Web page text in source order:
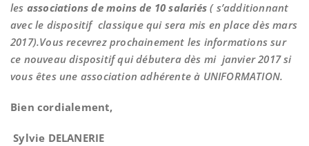
les associations de moins de 10 salariés ( s’additionnant
avec le dispositif classique qui sera mis en place dès mars
2017).Vous recevrez prochainement les informations sur
ce nouveau dispositif qui débutera dès mi janvier 2017 si
vous êtes une association adhérente à UNIFORMATION.
Bien cordialement,
Sylvie DELANERIE